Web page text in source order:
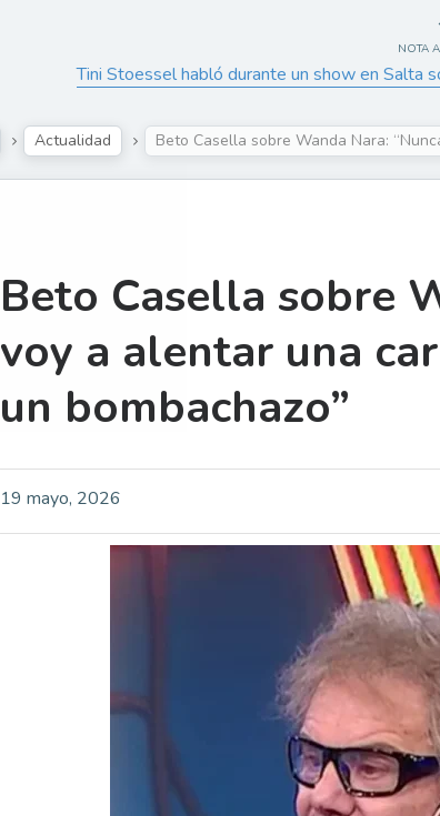
NOTA
Tini Stoessel habló durante un show en Salta
Actualidad Beto Casella sobre Wanda Nara:
Beto Casella sobre
voy a alentar una
un bombachazo”
19 mayo, 2026